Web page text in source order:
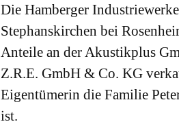
Die Hamberger
Stephanskirchen bei
Anteile an der Akustikplus
Z.R.E. GmbH & Co. KG
Eigentümerin die Familie
ist.